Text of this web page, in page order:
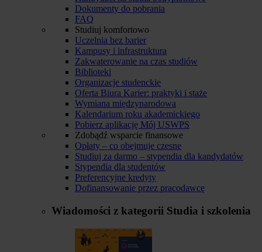
Dokumenty do pobrania
FAQ
Studiuj komfortowo
Uczelnia bez barier
Kampusy i infrastruktura
Zakwaterowanie na czas studiów
Biblioteki
Organizacje studenckie
Oferta Biura Karier: praktyki i staże
Wymiana międzynarodowa
Kalendarium roku akademickiego
Pobierz aplikację Mój USWPS
Zdobądź wsparcie finansowe
Opłaty – co obejmuje czesne
Studiuj za darmo – stypendia dla kandydatów
Stypendia dla studentów
Preferencyjne kredyty
Dofinansowanie przez pracodawcę
Wiadomości z kategorii Studia i szkolenia